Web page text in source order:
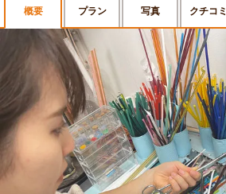
概要 プラン 写真 クチコミ